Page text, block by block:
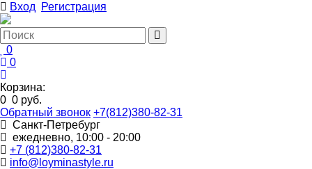
Вход Регистрация
0
0
Корзина:
0 0 руб.
Обратный звонок +7(812)380-82-31
Санкт-Петребург
ежедневно, 10:00 - 20:00
+7 (812)380-82-31
info@loyminastyle.ru